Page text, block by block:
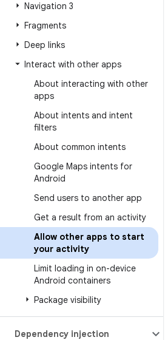
Navigation 3
Fragments
Deep links
Interact with other apps
About interacting with other
apps
About intents and intent
filters
About common intents
Google Maps intents for
Android
Send users to another app
Get a result from an activity
Allow other apps to start
your activity
Limit loading in on-device
Android containers
Package visibility
Dependency injection